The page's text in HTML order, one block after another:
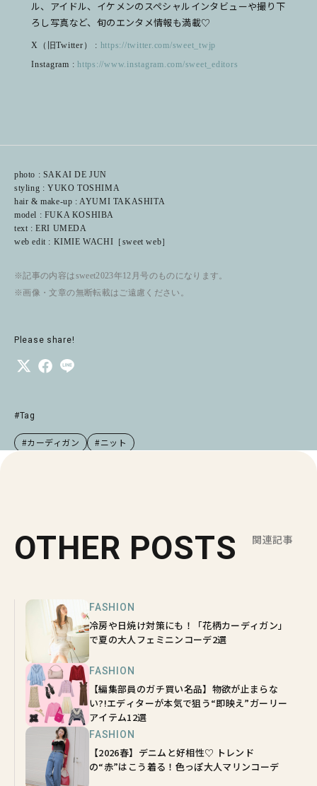
ル、アイドル、イケメンのスペシャルインタビューや撮り下
ろし写真など、旬のエンタメ情報も満載♡
X（旧Twitter） : https://twitter.com/sweet_twjp
Instagram : https://www.instagram.com/sweet_editors
photo : SAKAI DE JUN
styling : YUKO TOSHIMA
hair & make-up : AYUMI TAKASHITA
model : FUKA KOSHIBA
text : ERI UMEDA
web edit : KIMIE WACHI［sweet web］
※記事の内容はsweet2023年12月号のものになります。
※画像・文章の無断転載はご遠慮ください。
Please share!
#Tag
#カーディガン #ニット
OTHER POSTS 関連記事
FASHION
冷房や日焼け対策にも！「花柄カーディガン」
で夏の大人フェミニンコーデ2選
FASHION
【編集部員のガチ買い名品】物欲が止まらな
い?!エディターが本気で狙う“即映え”ガーリー
アイテム12選
FASHION
【2026春】デニムと好相性♡ トレンド
の“赤”はこう着る！色っぽ大人マリンコーデ